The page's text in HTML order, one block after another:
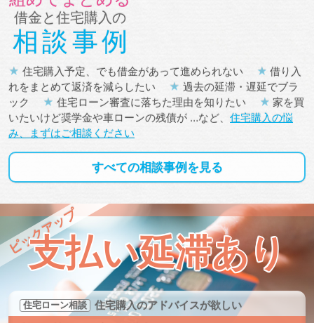
借金と住宅購入の
相談事例
住宅購入予定、でも借金があって進められない
借り入
れをまとめて返済を減らしたい
過去の延滞・遅延でブラ
ック
住宅ローン審査に落ちた理由を知りたい
家を買
いたいけど奨学金や車ローンの残債が …など、 住宅購入の悩
み、まずはご相談ください
すべての相談事例 を 見る
ピックアップ
支払い延滞あり
住宅ローン相談 住宅購入のアドバイスが欲しい